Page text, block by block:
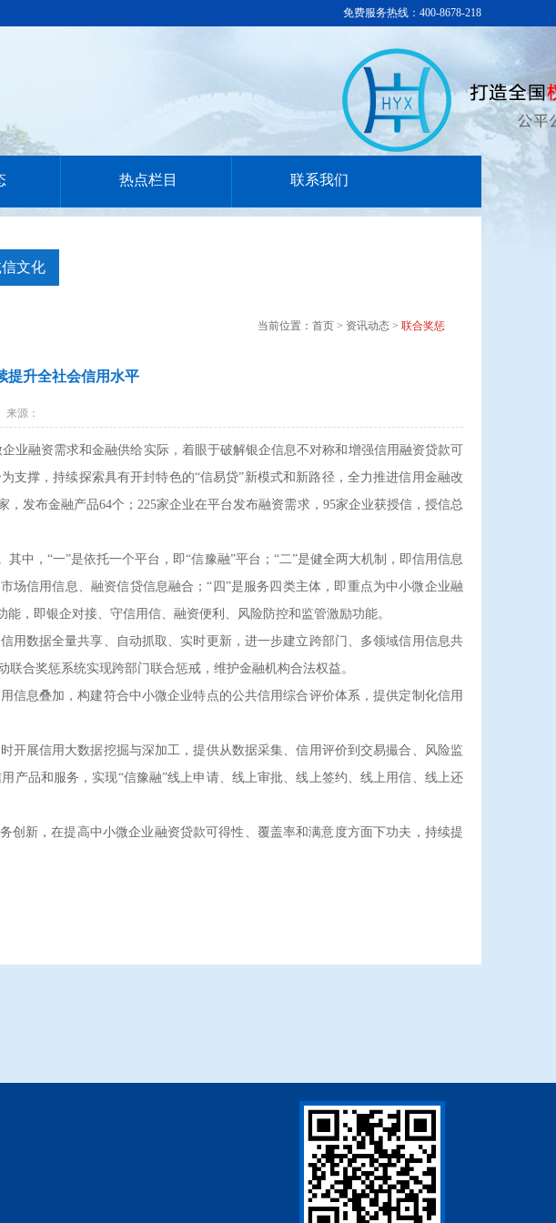
免费服务热线：400-8678-218
热点栏目 联系我们
文化
当前位置：首页 > 资讯动态 > 联合奖惩
提升全社会信用水平
源：
融资需求和金融供给实际，着眼于破解银企信息不对称和增强信用融资贷款可
支撑，持续探索具有开封特色的“信易贷”新模式和新路径，全力推进信用金融改
发布金融产品64个；225家企业在平台发布融资需求，95家企业获授信，授信总
，“一”是依托一个平台，即“信豫融”平台；“二”是健全两大机制，即信用信息
场信用信息、融资信贷信息融合；“四”是服务四类主体，即重点为中小微企业融
，即银企对接、守信用信、融资便利、风险防控和监管激励功能。
数据全量共享、自动抓取、实时更新，进一步建立跨部门、多领域信用信息共
合奖惩系统实现跨部门联合惩戒，维护金融机构合法权益。
息叠加，构建符合中小微企业特点的公共信用综合评价体系，提供定制化信用
展信用大数据挖掘与深加工，提供从数据采集、信用评价到交易撮合、风险监
产品和服务，实现“信豫融”线上申请、线上审批、线上签约、线上用信、线上还
新，在提高中小微企业融资贷款可得性、覆盖率和满意度方面下功夫，持续提